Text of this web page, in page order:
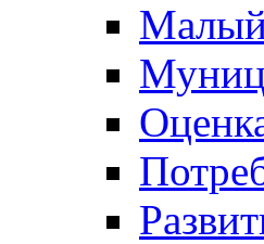
Малый